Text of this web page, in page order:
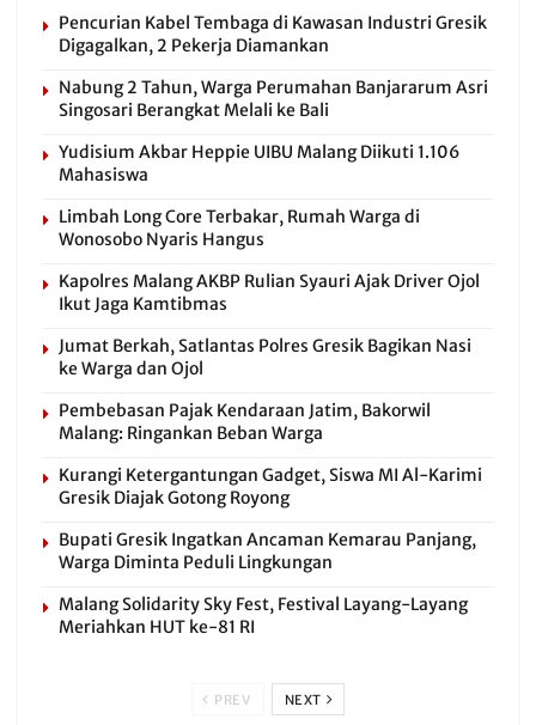
Pencurian Kabel Tembaga di Kawasan Industri Gresik
Digagalkan, 2 Pekerja Diamankan
Nabung 2 Tahun, Warga Perumahan Banjararum Asri
Singosari Berangkat Melali ke Bali
Yudisium Akbar Heppie UIBU Malang Diikuti 1.106
Mahasiswa
Limbah Long Core Terbakar, Rumah Warga di
Wonosobo Nyaris Hangus
Kapolres Malang AKBP Rulian Syauri Ajak Driver Ojol
Ikut Jaga Kamtibmas
Jumat Berkah, Satlantas Polres Gresik Bagikan Nasi
ke Warga dan Ojol
Pembebasan Pajak Kendaraan Jatim, Bakorwil
Malang: Ringankan Beban Warga
Kurangi Ketergantungan Gadget, Siswa MI Al-Karimi
Gresik Diajak Gotong Royong
Bupati Gresik Ingatkan Ancaman Kemarau Panjang,
Warga Diminta Peduli Lingkungan
Malang Solidarity Sky Fest, Festival Layang-Layang
Meriahkan HUT ke-81 RI
PREV NEXT